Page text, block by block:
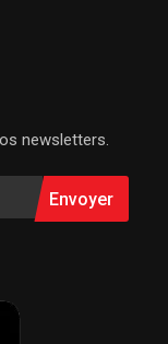
newsletters.
Envoyer